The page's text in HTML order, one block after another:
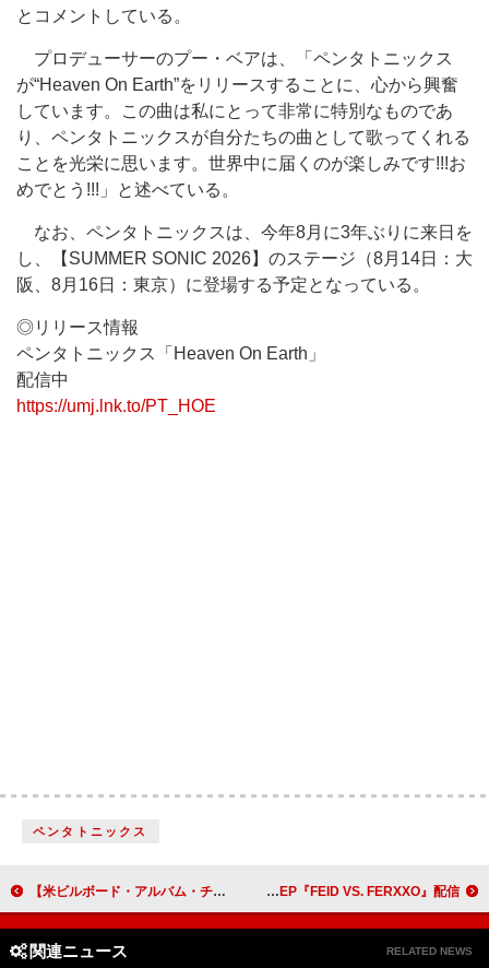
とコメントしている。
プロデューサーのプー・ベアは、「ペンタトニックス
が“Heaven On Earth”をリリースすることに、心から興奮
しています。この曲は私にとって非常に特別なものであ
り、ペンタトニックスが自分たちの曲として歌ってくれる
ことを光栄に思います。世界中に届くのが楽しみです!!!お
めでとう!!!」と述べている。
なお、ペンタトニックスは、今年8月に3年ぶりに来日を
し、【SUMMER SONIC 2026】のステージ（8月14日：大
阪、8月16日：東京）に登場する予定となっている。
◎リリース情報
ペンタトニックス「Heaven On Earth」
配信中
https://umj.lnk.to/PT_HOE
ペンタトニックス
【米ビルボード・アルバム・チャート】ハリー・スタイルズ首位キープ、スタージル・シンプソン新バンド／P1HarmonyがTOP10デビュー フェイド、千葉雄喜とのコラボ収録の新EP『FEID VS. FERXXO』配信
関連ニュース RELATED NEWS